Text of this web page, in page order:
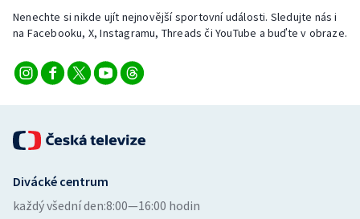
Ostatní
Nenechte si nikde ujít nejnovější sportovní události. Sledujte nás i
na Facebooku, X, Instagramu, Threads či YouTube a buďte v obraze.
Divácké centrum
každý všední den:8:00—16:00 hodin